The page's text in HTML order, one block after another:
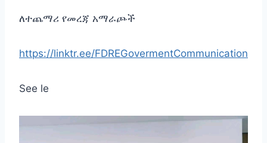
ለተጨማሪ የመረጃ አማራጮች
https://linktr.ee/FDREGovermentCommunication
See le